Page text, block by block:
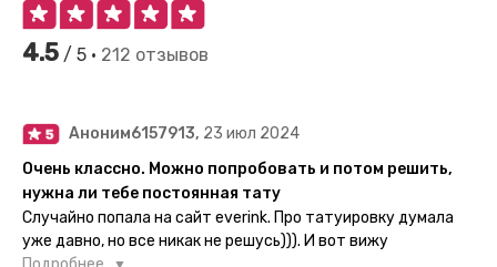
4.5 / 5 • 212 отзывов
Аноним6157913, 23 июл 2024
Очень классно. Можно попробовать и потом решить,
нужна ли тебе постоянная тату
Случайно попала на сайт everink. Про татуировку думала
уже давно, но все никак не решусь))). И вот вижу